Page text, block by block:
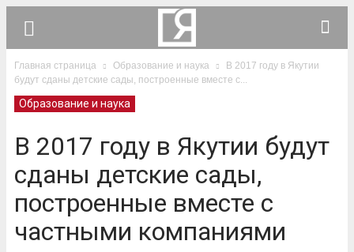
Главная страница Образование и наука
В 2017 году в Якутии
будут сданы детские сады, построенные вместе с...
Образование и наука
В 2017 году в Якутии будут
сданы детские сады,
построенные вместе с
частными компаниями